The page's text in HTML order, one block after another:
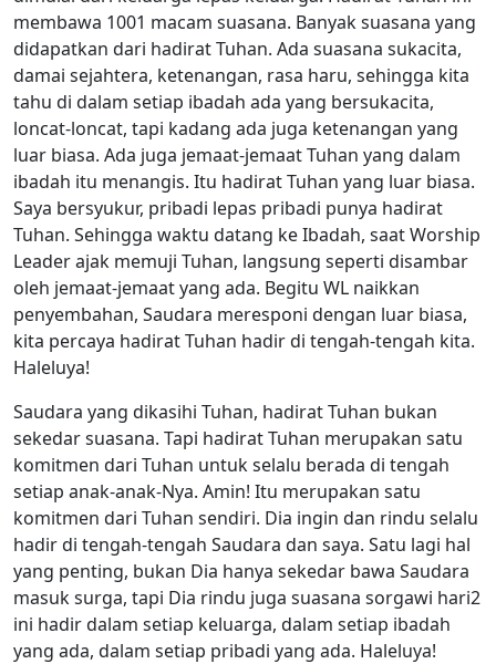
membawa 1001 macam suasana. Banyak suasana yang
didapatkan dari hadirat Tuhan. Ada suasana sukacita,
damai sejahtera, ketenangan, rasa haru, sehingga kita
tahu di dalam setiap ibadah ada yang bersukacita,
loncat-loncat, tapi kadang ada juga ketenangan yang
luar biasa. Ada juga jemaat-jemaat Tuhan yang dalam
ibadah itu menangis. Itu hadirat Tuhan yang luar biasa.
Saya bersyukur, pribadi lepas pribadi punya hadirat
Tuhan. Sehingga waktu datang ke Ibadah, saat Worship
Leader ajak memuji Tuhan, langsung seperti disambar
oleh jemaat-jemaat yang ada. Begitu WL naikkan
penyembahan, Saudara meresponi dengan luar biasa,
kita percaya hadirat Tuhan hadir di tengah-tengah kita.
Haleluya!
Saudara yang dikasihi Tuhan, hadirat Tuhan bukan
sekedar suasana. Tapi hadirat Tuhan merupakan satu
komitmen dari Tuhan untuk selalu berada di tengah
setiap anak-anak-Nya. Amin! Itu merupakan satu
komitmen dari Tuhan sendiri. Dia ingin dan rindu selalu
hadir di tengah-tengah Saudara dan saya. Satu lagi hal
yang penting, bukan Dia hanya sekedar bawa Saudara
masuk surga, tapi Dia rindu juga suasana sorgawi hari2
ini hadir dalam setiap keluarga, dalam setiap ibadah
yang ada, dalam setiap pribadi yang ada. Haleluya!